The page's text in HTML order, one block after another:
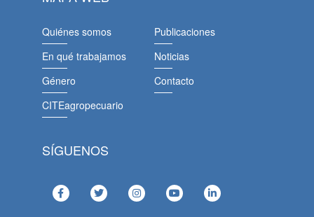
Quiénes somos
En qué trabajamos
Género
CITEagropecuario
Publicaciones
Noticias
Contacto
SÍGUENOS